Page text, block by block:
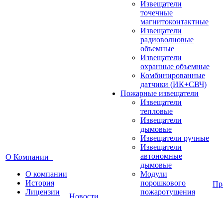
О Компании
О компании
История
Лицензии
Новости
Извещатели
точечные
магнитоконтактные
Извещатели
радиоволновые
объемные
Извещатели
охранные объемные
Комбинированные
датчики (ИК+СВЧ)
Пожарные извещатели
Извещатели
тепловые
Извещатели
дымовые
Извещатели ручные
Извещатели
автономные
дымовые
Модули
порошкового
пожаротушения